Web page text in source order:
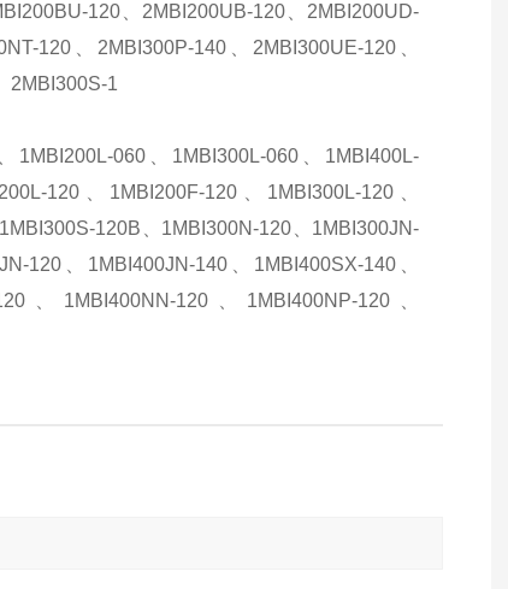
120、2MBI200UB-120、2MBI200UD-
120、2MBI300P-140、2MBI300UE-120、
2MBI300S-1
1MBI200L-060、1MBI300L-060、1MBI400L-
120、1MBI200F-120、1MBI300L-120、
120B、1MBI300N-120、1MBI300JN-
120、1MBI400JN-140、1MBI400SX-140、
、1MBI400NN-120、1MBI400NP-120、